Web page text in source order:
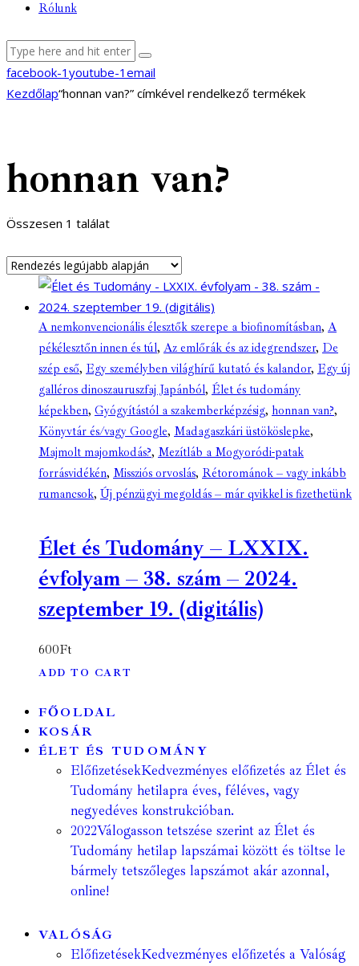
Rólunk
facebook-1 youtube-1 email
Kezdőlap“honnan van?” címkével rendelkező termékek
honnan van?
Összesen 1 találat
A nemkonvencionális élesztők szerepe a biofinomításban, A
pékélesztőn innen és túl, Az emlőrák és az idegrendszer, De
szép eső, Egy személyben világhírű kutató és kalandor, Egy új
galléros dinoszauruszfaj Japánból, Élet és tudomány
képekben, Gyógyítástól a szakemberképzésig, honnan van?,
Könyvtár és/vagy Google, Madagaszkári üstököslepke,
Majmolt majomkodás?, Mezítláb a Mogyoródi-patak
forrásvidékén, Missziós orvoslás, Rétorománok – vagy inkább
rumancsok, Új pénzügyi megoldás – már qvikkel is fizethetünk
Élet és Tudomány – LXXIX.
évfolyam – 38. szám – 2024.
szeptember 19. (digitális)
600Ft
ADD TO CART
FŐOLDAL
KOSÁR
ÉLET ÉS TUDOMÁNY
ElőfizetésekKedvezményes előfizetés az Élet és
Tudomány hetilapra éves, féléves, vagy
negyedéves konstrukcióban.
2022Válogasson tetszése szerint az Élet és
Tudomány hetilap lapszámai között és töltse le
bármely tetszőleges lapszámot akár azonnal,
online!
VALÓSÁG
ElőfizetésekKedvezményes előfizetés a Valóság